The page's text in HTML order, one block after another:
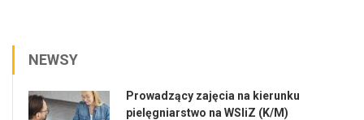
NEWSY
Prowadzący zajęcia na kierunku
pielęgniarstwo na WSIiZ (K/M)